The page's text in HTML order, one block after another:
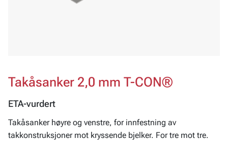
Takåsanker 2,0 mm T-CON®
ETA-vurdert
Takåsanker høyre og venstre, for innfestning av
takkonstruksjoner mot kryssende bjelker. For tre mot tre.